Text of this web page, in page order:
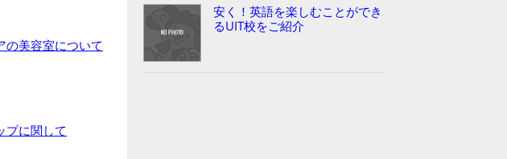
の美容室について
プに関して
安く！英語を楽しむことができ
るUIT校をご紹介